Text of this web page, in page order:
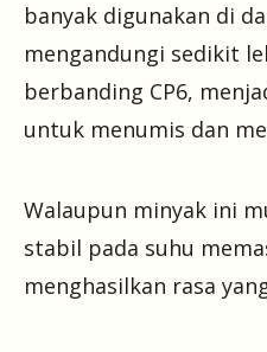
banyak digunakan di
mengandungi sedikit
berbanding CP6,
untuk menumis dan
Walaupun minyak ini
stabil pada suhu
menghasilkan rasa